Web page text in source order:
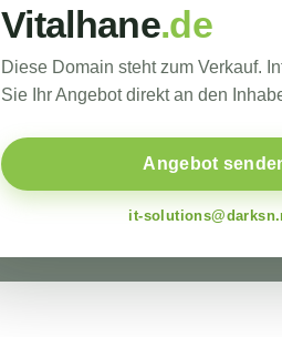
Vitalhane.de
Diese Domain steht zum Verkauf.
Sie Ihr Angebot direkt an den
Angebot
it-